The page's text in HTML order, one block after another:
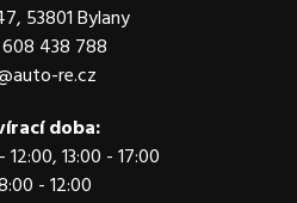
53801 Bylany
438 788
re.cz
doba:
13:00 - 17:00
- 12:00